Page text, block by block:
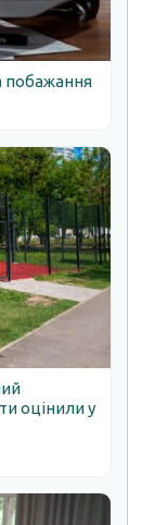
побажання
оцінили у